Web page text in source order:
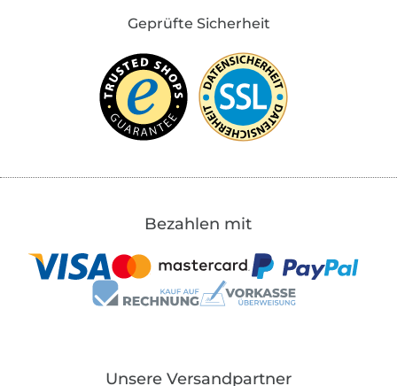
Geprüfte Sicherheit
Bezahlen mit
Unsere Versandpartner